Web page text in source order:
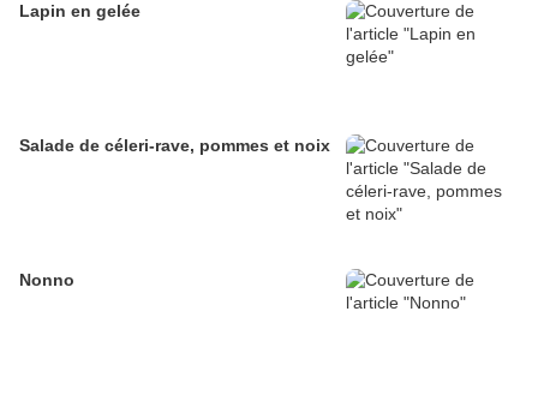
Lapin en gelée
Salade de céleri-rave, pommes et noix
Nonno